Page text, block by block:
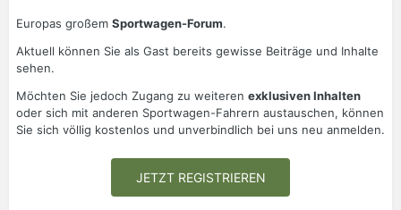
Europas großem Sportwagen-Forum.
Aktuell können Sie als Gast bereits gewisse Beiträge und Inhalte
sehen.
Möchten Sie jedoch Zugang zu weiteren exklusiven Inhalten
oder sich mit anderen Sportwagen-Fahrern austauschen, können
Sie sich völlig kostenlos und unverbindlich bei uns neu anmelden.
JETZT REGISTRIEREN